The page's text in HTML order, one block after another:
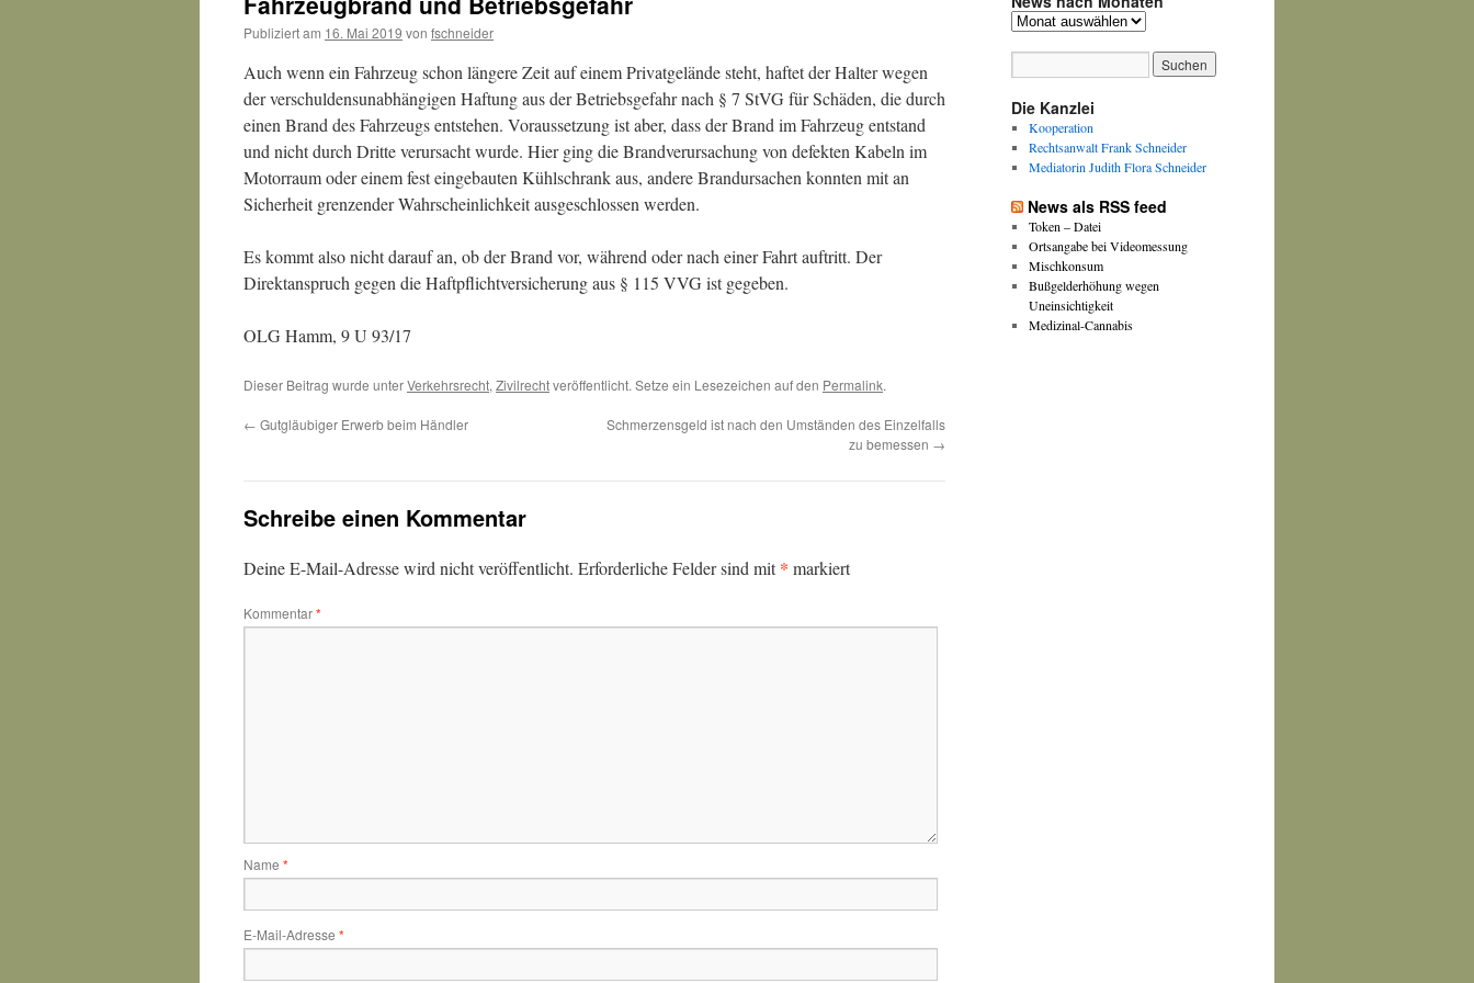
Publiziert am 16. Mai 2019 von fschneider
Auch wenn ein Fahrzeug schon längere Zeit auf einem Privatgelände steht, haftet der Halter wegen
der verschuldensunabhängigen Haftung aus der Betriebsgefahr nach § 7 StVG für Schäden, die durch
einen Brand des Fahrzeugs entstehen. Voraussetzung ist aber, dass der Brand im Fahrzeug entstand
und nicht durch Dritte verursacht wurde. Hier ging die Brandverursachung von defekten Kabeln im
Motorraum oder einem fest eingebauten Kühlschrank aus, andere Brandursachen konnten mit an
Sicherheit grenzender Wahrscheinlichkeit ausgeschlossen werden.
Es kommt also nicht darauf an, ob der Brand vor, während oder nach einer Fahrt auftritt. Der
Direktanspruch gegen die Haftpflichtversicherung aus § 115 VVG ist gegeben.
OLG Hamm, 9 U 93/17
Dieser Beitrag wurde unterVerkehrsrecht, Zivilrechtveröffentlicht. Setze ein Lesezeichen auf den Permalink.
← Gutgläubiger Erwerb beim Händler
Schmerzensgeld ist nach den Umständen des Einzelfalls
zu bemessen →
Schreibe einen Kommentar
Deine E-Mail-Adresse wird nicht veröffentlicht. Erforderliche Felder sind mit* markiert
Kommentar*
Name *
E-Mail-Adresse *
News
Die Kanzlei
Kooperation
Rechtsanwalt Frank Schneider
Mediatorin Judith Flora Schneider
News als RSS feed
Token – Datei
Ortsangabe bei Videomessung
Mischkonsum
Bußgelderhöhung wegen
Uneinsichtigkeit
Medizinal-Cannabis